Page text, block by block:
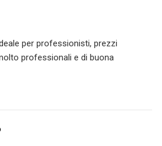
per professionisti, prezzi
professionali e di buona